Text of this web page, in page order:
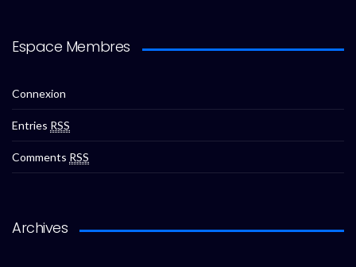
Espace Membres
Connexion
Entries RSS
Comments RSS
Archives